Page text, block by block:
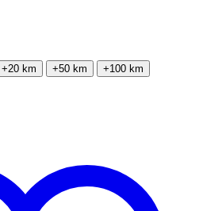
+20 km +50 km +100 km